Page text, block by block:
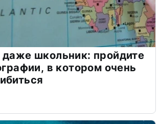
даже школьник: пройдите
в котором очень